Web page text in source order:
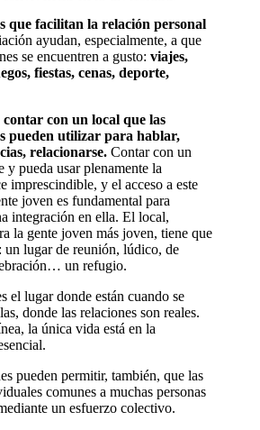
que facilitan la relación personal
ayudan, especialmente, a que
se encuentren a gusto:viajes,
fiestas, cenas, deporte,
con un local que las
pueden utilizar para hablar,
relacionarse. Contar con un
y pueda usar plenamente la
imprescindible, y el acceso a este
joven es fundamental para
integración en ella. El local,
la gente joven más joven, tiene que
un lugar de reunión, lúdico, de
un refugio.
el lugar donde están cuando se
donde las relaciones son reales.
la única vida está en la
pueden permitir, también, que las
comunes a muchas personas
un esfuerzo colectivo.